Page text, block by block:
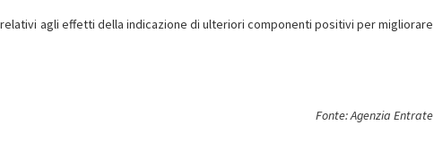
agli effetti della indicazione di ulteriori componenti positivi per migliorare
Fonte: Agenzia Entrate